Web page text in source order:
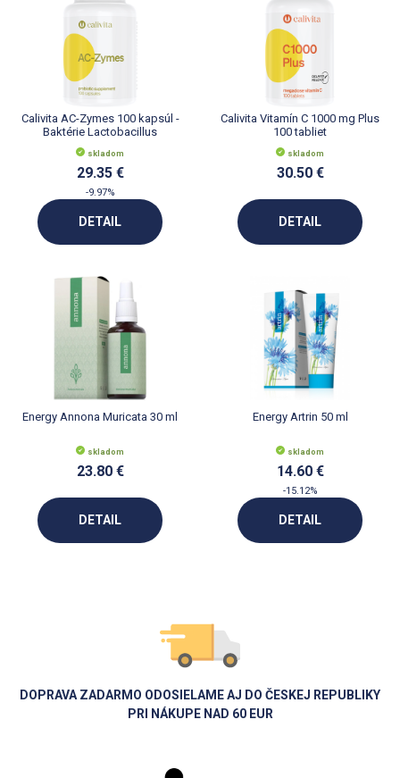
Calivita AC-Zymes 100 kapsúl -
Baktérie Lactobacillus
Acidophilus
skladom
29.35 €
-9.97%
DETAIL
Calivita Vitamín C 1000 mg Plus
100 tabliet
skladom
30.50 €
DETAIL
Energy Annona Muricata 30 ml
skladom
23.80 €
DETAIL
Energy Artrin 50 ml
skladom
14.60 €
-15.12%
DETAIL
DOPRAVA ZADARMO ODOSIELAME AJ DO ČESKEJ REPUBLIKY
PRI NÁKUPE NAD 60 EUR